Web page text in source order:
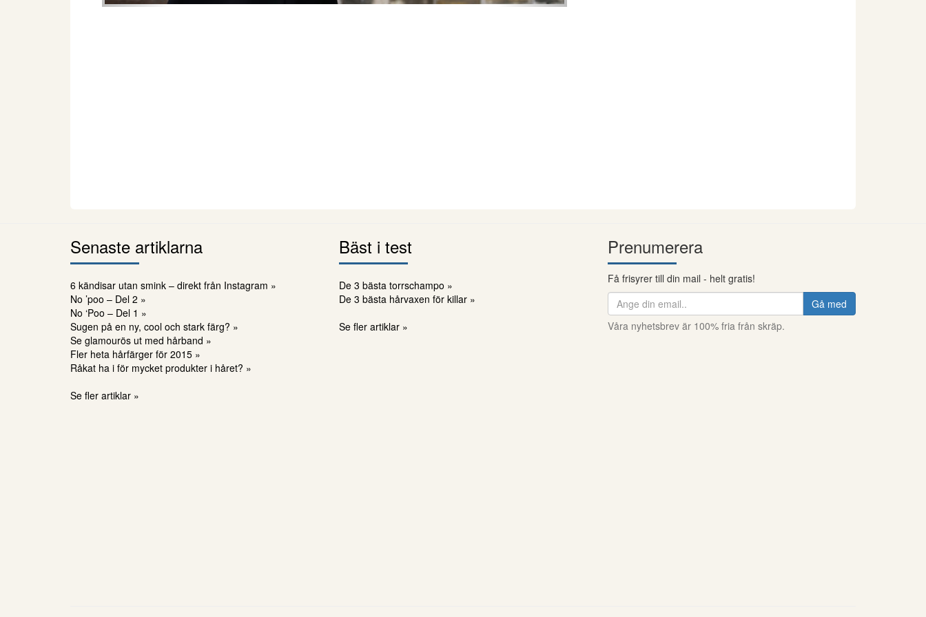
Senaste artiklarna
6 kändisar utan smink – direkt från Instagram »
No ’poo – Del 2 »
No ‘Poo – Del 1 »
Sugen på en ny, cool och stark färg? »
Se glamourös ut med hårband »
Fler heta hårfärger för 2015 »
Råkat ha i för mycket produkter i håret? »
Se fler artiklar »
Bäst i test
De 3 bästa torrschampo »
De 3 bästa hårvaxen för killar »
Se fler artiklar »
Prenumerera
Få frisyrer till din mail - helt gratis!
Gå med
Våra nyhetsbrev är 100% fria från skräp.